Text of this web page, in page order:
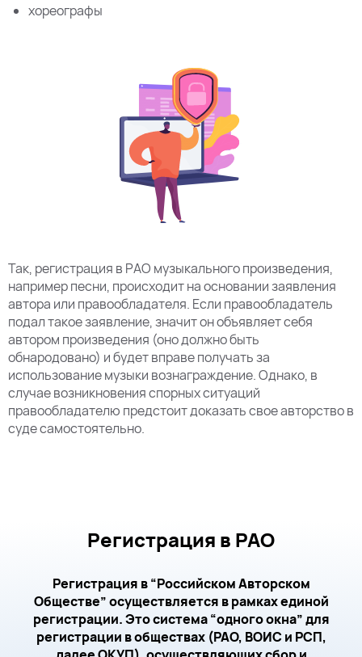
хореографы
Так, регистрация в РАО музыкального произведения,
например песни, происходит на основании заявления
автора или правообладателя. Если правообладатель
подал такое заявление, значит он объявляет себя
автором произведения (оно должно быть
обнародовано) и будет вправе получать за
использование музыки вознаграждение. Однако, в
случае возникновения спорных ситуаций
правообладателю предстоит доказать свое авторство в
суде самостоятельно.
Регистрация в РАО
Регистрация в “Российском Авторском
Обществе” осуществляется в рамках единой
регистрации. Это система “одного окна” для
регистрации в обществах (РАО, ВОИС и РСП,